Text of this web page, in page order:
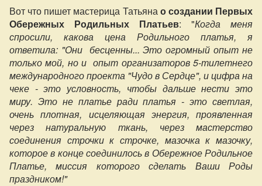
Вот что пишет мастерица Татьянао создании Первых
Обережных Родильных Платьев: "Когда меня
спросили, какова цена Родильного платья, я
ответила: "Они бесценны... Это огромный опыт не
только мой, но и опыт организаторов 5-тилетнего
международного проекта "Чудо в Сердце", и цифра на
чеке - это условность, чтобы дальше нести это
миру. Это не платье ради платья - это светлая,
очень плотная, исцеляющая энергия, проявленная
через натуральную ткань, через мастерство
соединения строчки к строчке, мазочка к мазочку,
которое в конце соединилось в Обережное Родильное
Платье, миссия которого сделать Ваши Роды
праздником!"